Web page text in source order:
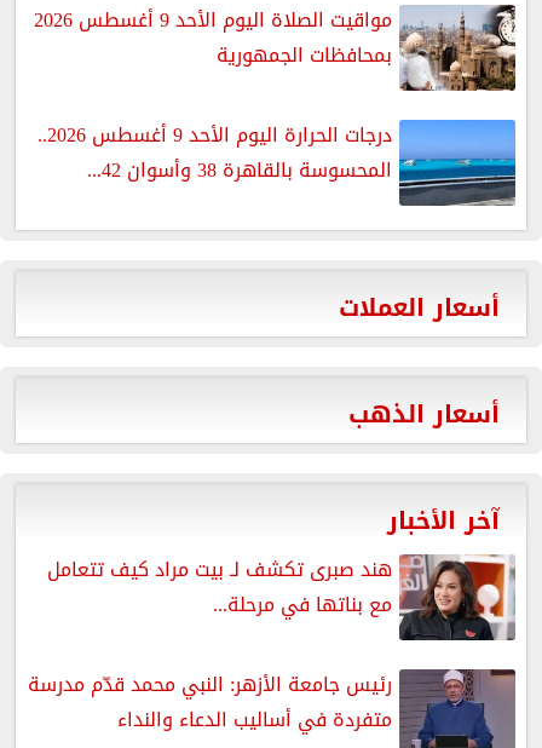
مواقيت الصلاة اليوم الأحد 9 أغسطس 2026
بمحافظات الجمهورية
درجات الحرارة اليوم الأحد 9 أغسطس 2026..
المحسوسة بالقاهرة 38 وأسوان 42...
أسعار العملات
أسعار الذهب
آخر الأخبار
هند صبرى تكشف لـ بيت مراد كيف تتعامل
مع بناتها في مرحلة...
رئيس جامعة الأزهر: النبي محمد قدّم مدرسة
متفردة في أساليب الدعاء والنداء